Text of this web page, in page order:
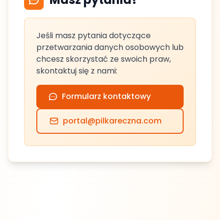
Jeśli masz pytania dotyczące
przetwarzania danych osobowych lub
chcesz skorzystać ze swoich praw,
skontaktuj się z nami:
Formularz kontaktowy
portal@pilkareczna.com